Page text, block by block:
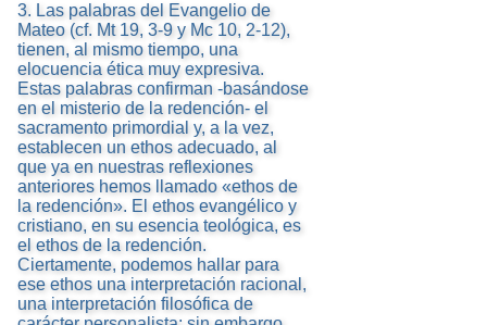
3. Las palabras del Evangelio de
Mateo (cf. Mt 19, 3-9 y Mc 10, 2-12),
tienen, al mismo tiempo, una
elocuencia ética muy expresiva.
Estas palabras confirman -basándose
en el misterio de la redención- el
sacramento primordial y, a la vez,
establecen un ethos adecuado, al
que ya en nuestras reflexiones
anteriores hemos llamado «ethos de
la redención». El ethos evangélico y
cristiano, en su esencia teológica, es
el ethos de la redención.
Ciertamente, podemos hallar para
ese ethos una interpretación racional,
una interpretación filosófica de